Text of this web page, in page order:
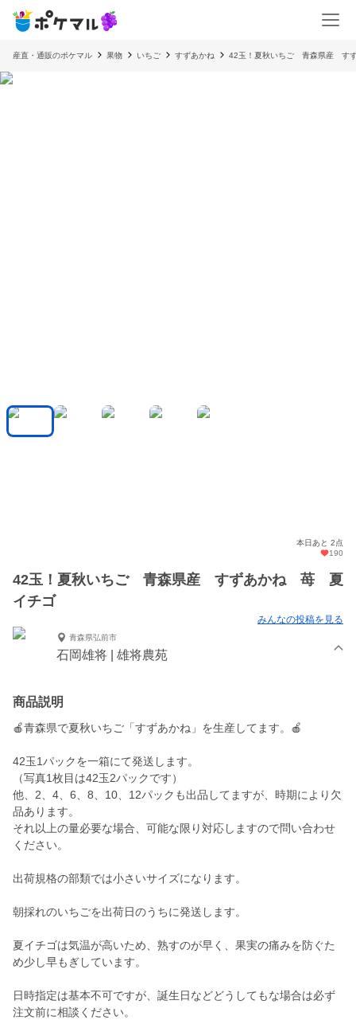
産直・通販のポケマル 果物 いちご すずあかね 42玉！夏秋いちご 青森県産 す
本日あと 2点
190
42玉！夏秋いちご 青森県産 すずあかね 苺 夏
イチゴ
みんなの投稿を見る
青森県弘前市
石岡雄将 | 雄将農苑
商品説明
🍎青森県で夏秋いちご「すずあかね」を生産してます。🍎
42玉1パックを一箱にて発送します。
（写真1枚目は42玉2パックです）
他、2、4、6、8、10、12パックも出品してますが、時期により欠
品あります。
それ以上の量必要な場合、可能な限り対応しますので問い合わせ
ください。
出荷規格の部類では小さいサイズになります。
朝採れのいちごを出荷日のうちに発送します。
夏イチゴは気温が高いため、熟すのが早く、果実の痛みを防ぐた
め少し早もぎしています。
日時指定は基本不可ですが、誕生日などどうしてもな場合は必ず
注文前に相談ください。